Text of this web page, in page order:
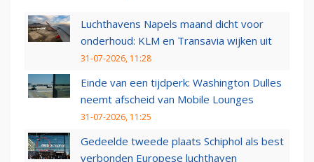
Luchthavens Napels maand dicht voor
onderhoud: KLM en Transavia wijken uit
31-07-2026, 11:28
Einde van een tijdperk: Washington Dulles
neemt afscheid van Mobile Lounges
31-07-2026, 11:25
Gedeelde tweede plaats Schiphol als best
verbonden Europese luchthaven